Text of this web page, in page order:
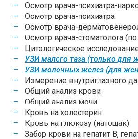
Осмотр врача-психиатра-
Осмотр врача-психиатра
Осмотр врача-
Осмотр врача-стоматолога
Цитологическое
УЗИ малого таза (только для
УЗИ молочных желез (для
Измерение внутриглазного
Общий анализ крови
Общий анализ мочи
Кровь на холестерин
Кровь на глюкозу (натощак)
Забор крови на гепатит В,